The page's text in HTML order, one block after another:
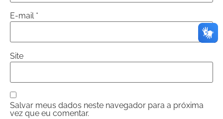
E-mail *
Site
Salvar meus dados neste navegador para a próxima
vez que eu comentar.